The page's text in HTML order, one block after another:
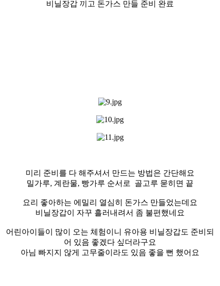
비닐장갑 끼고 돈가스 만들 준비 완료
미리 준비를 다 해주셔서 만드는 방법은 간단해요
밀가루, 계란물, 빵가루 순서로 골고루 묻히면 끝
요리 좋아하는 에밀리 열심히 돈가스 만들었는데요
비닐장갑이 자꾸 흘러내려서 좀 불편했네요
어린아이들이 많이 오는 체험이니 유아용 비닐장갑도 준비되
어 있음 좋겠다 싶더라구요
아님 빠지지 않게 고무줄이라도 있음 좋을 뻔 했어요